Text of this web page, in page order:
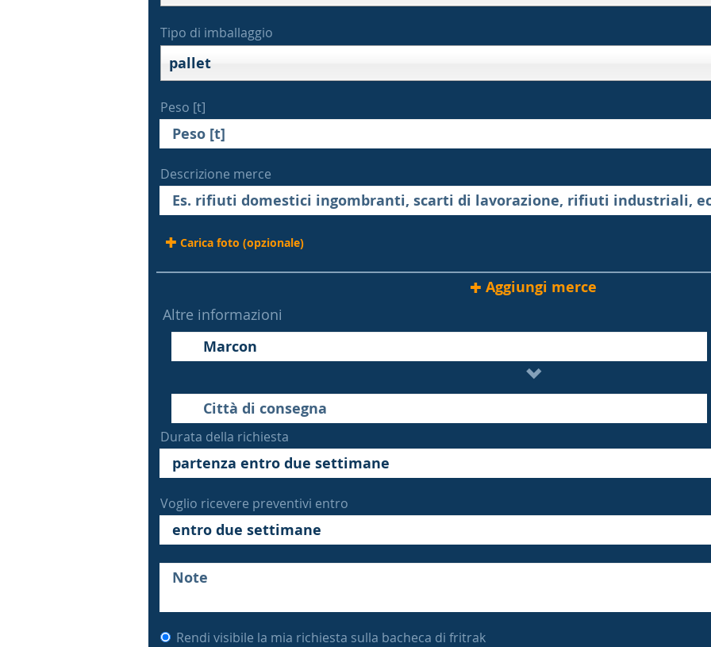
Tipo di imballaggio
pallet
Peso [t]
Descrizione merce
Carica foto (opzionale)
Aggiungi merce
Altre informazioni
Durata della richiesta
Voglio ricevere preventivi entro
Rendi visibile la mia richiesta sulla bacheca di fritrak